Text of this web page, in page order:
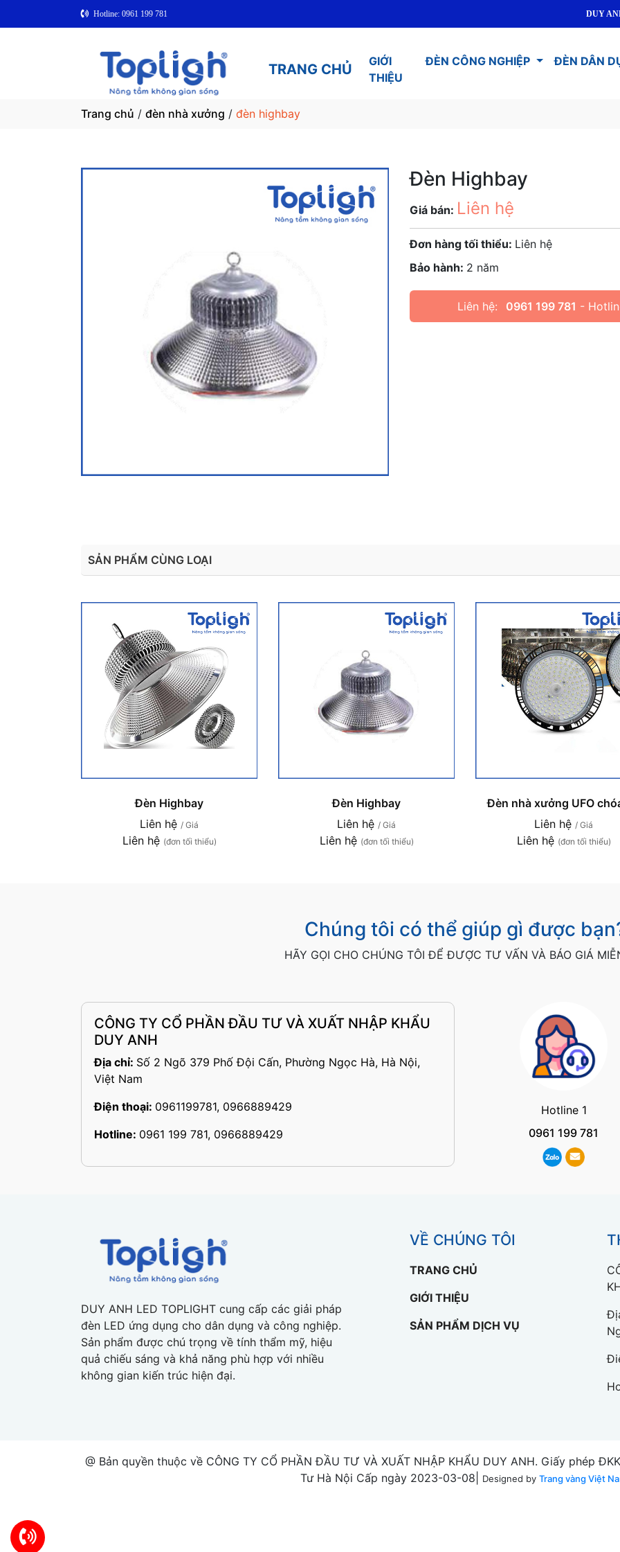
Hotline: 0961 199 781 DUY ANH
TRANG CHỦ
GIỚI
THIỆU
ĐÈN CÔNG NGHIỆP ĐÈN DÂN
Trang chủ / đèn nhà xưởng / đèn highbay
Đèn Highbay
Giá bán: Liên hệ
Đơn hàng tối thiểu: Liên hệ
Bảo hành: 2 năm
Liên hệ: 0961 199 781 -
SẢN PHẨM CÙNG LOẠI
Đèn Highbay
Liên hệ / Giá
Liên hệ (đơn tối thiểu)
Đèn Highbay
Liên hệ / Giá
Liên hệ (đơn tối thiểu)
Đèn nhà xưởng UFO
Liên hệ / Giá
Liên hệ (đơn tối thiểu)
Chúng tôi có thể giúp gì được
HÃY GỌI CHO CHÚNG TÔI ĐỂ ĐƯỢC TƯ VẤN VÀ BÁO GIÁ
CÔNG TY CỔ PHẦN ĐẦU TƯ VÀ XUẤT NHẬP KHẨU
DUY ANH
Địa chỉ: Số 2 Ngõ 379 Phố Đội Cấn, Phường Ngọc Hà, Hà Nội,
Việt Nam
Điện thoại: 0961199781, 0966889429
Hotline: 0961 199 781, 0966889429
Hotline 1
0961 199 781
DUY ANH LED TOPLIGHT cung cấp các giải pháp
đèn LED ứng dụng cho dân dụng và công nghiệp.
Sản phẩm được chú trọng về tính thẩm mỹ, hiệu
quả chiếu sáng và khả năng phù hợp với nhiều
không gian kiến trúc hiện đại.
VỀ CHÚNG TÔI
TRANG CHỦ
GIỚI THIỆU
SẢN PHẨM DỊCH VỤ
@ Bản quyền thuộc về CÔNG TY CỔ PHẦN ĐẦU TƯ VÀ XUẤT NHẬP KHẨU DUY ANH. Giấy phép
Tư Hà Nội Cấp ngày 2023-03-08|
Designed by Trang vàng Việt